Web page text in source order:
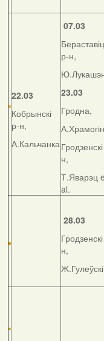
22.03
Кобрынскі
р-н,
А.Кальчанка
07.03
р-н,
23.03
Гродна,
А.Храмогін
н,
Т.Яварэц
al.
28.03
н,
Ж.Гулеўскі